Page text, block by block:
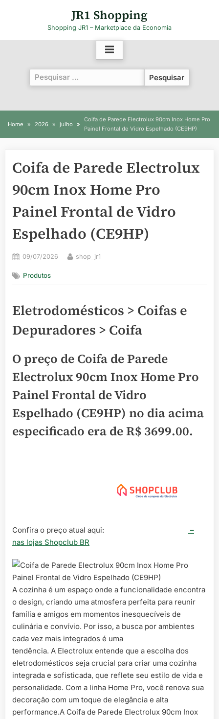
JR1 Shopping
Shopping JR1 – Marketplace da Economia
Pesquisar
por:
Home 2026 julho
Coifa de Parede Electrolux 90cm Inox Home Pro
Painel Frontal de Vidro Espelhado (CE9HP)
Coifa de Parede Electrolux
90cm Inox Home Pro
Painel Frontal de Vidro
Espelhado (CE9HP)
Posted
09/07/2026 By
shop_jr1
Produtos
Eletrodomésticos > Coifas e
Depuradores > Coifa
O preço de Coifa de Parede
Electrolux 90cm Inox Home Pro
Painel Frontal de Vidro
Espelhado (CE9HP) no dia acima
especificado era deR$ 3699.00.
Confira o preço atual aqui:
–
nas lojas Shopclub BR
A cozinha é um espaço onde a funcionalidade encontra
o design, criando uma atmosfera perfeita para reunir
família e amigos em momentos inesquecíveis de
culinária e convívio. Por isso, a busca por ambientes
cada vez mais integrados é uma
tendência. A Electrolux entende que a escolha dos
eletrodomésticos seja crucial para criar uma cozinha
integrada e sofisticada, que reflete seu estilo de vida e
personalidade. Com a linha Home Pro, você renova sua
decoração com um toque de elegância e alta
performance.A Coifa de Parede Electrolux 90cm Inox